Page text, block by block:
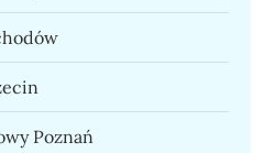
Poznań